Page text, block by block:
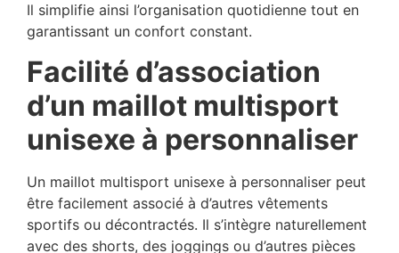
Il simplifie ainsi l’organisation quotidienne tout en
garantissant un confort constant.
Facilité d’association
d’un maillot multisport
unisexe à personnaliser
Un maillot multisport unisexe à personnaliser peut
être facilement associé à d’autres vêtements
sportifs ou décontractés. Il s’intègre naturellement
avec des shorts, des joggings ou d’autres pièces